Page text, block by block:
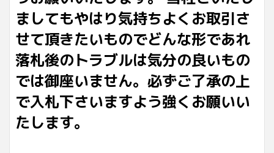
ましてもやはり気持ちよくお取引さ
せて頂きたいものでどんな形であれ
落札後のトラブルは気分の良いもの
では御座いません。必ずご了承の上
で入札下さいますよう強くお願いい
たします。